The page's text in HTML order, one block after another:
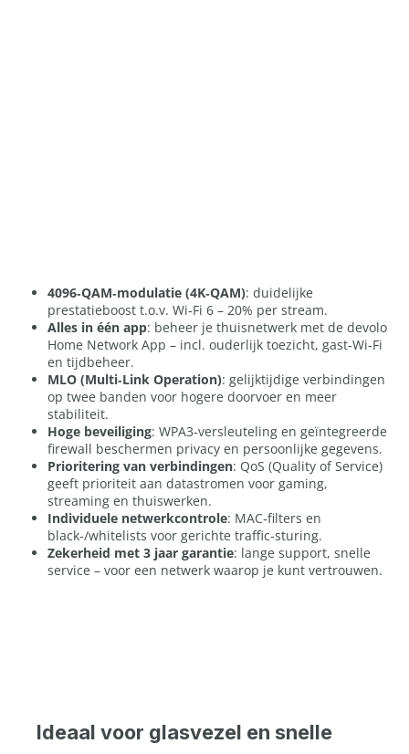
4096‑QAM‑modulatie (4K‑QAM): duidelijke
prestatieboost t.o.v. Wi‑Fi 6 – 20% per stream.
Alles in één app: beheer je thuisnetwerk met de devolo
Home Network App – incl. ouderlijk toezicht, gast‑Wi‑Fi
en tijdbeheer.
MLO (Multi‑Link Operation): gelijktijdige verbindingen
op twee banden voor hogere doorvoer en meer
stabiliteit.
Hoge beveiliging: WPA3‑versleuteling en geïntegreerde
firewall beschermen privacy en persoonlijke gegevens.
Prioritering van verbindingen: QoS (Quality of Service)
geeft prioriteit aan datastromen voor gaming,
streaming en thuiswerken.
Individuele netwerkcontrole: MAC‑filters en
black‑/whitelists voor gerichte traffic‑sturing.
Zekerheid met 3 jaar garantie: lange support, snelle
service – voor een netwerk waarop je kunt vertrouwen.
Ideaal voor glasvezel en snelle